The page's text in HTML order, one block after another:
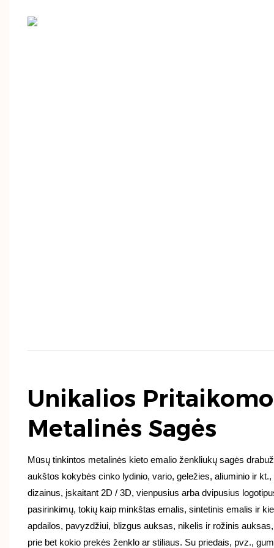
Unikalios
Metalinės Sagės
Mūsų tinkintos metalinės kieto emalio ženkliukų sagės
aukštos kokybės cinko lydinio, vario, geležies, aliuminio ir
dizainus, įskaitant 2D / 3D, vienpusius arba dvipusius
pasirinkimų, tokių kaip minkštas emalis, sintetinis emalis ir
apdailos, pavyzdžiui, blizgus auksas, nikelis ir rožinis
prie bet kokio prekės ženklo ar stiliaus. Su priedais, pvz.,